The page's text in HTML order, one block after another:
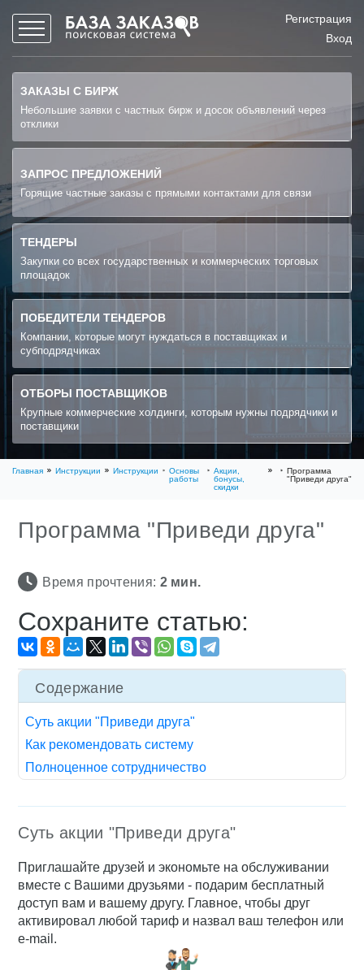
Регистрация
Вход
ЗАКАЗЫ С БИРЖ
Небольшие заявки с частных бирж и досок объявлений через
отклики
ЗАПРОС ПРЕДЛОЖЕНИЙ
Горящие частные заказы с прямыми контактами для связи
ТЕНДЕРЫ
Закупки со всех государственных и коммерческих торговых
площадок
ПОБЕДИТЕЛИ ТЕНДЕРОВ
Компании, которые могут нуждаться в поставщиках и
субподрядчиках
ОТБОРЫ ПОСТАВЩИКОВ
Крупные коммерческие холдинги, которым нужны подрядчики и
поставщики
Главная Инструкции Инструкции
Основы
работы
Акции,
бонусы,
скидки
Программа
"Приведи друга"
Программа "Приведи друга"
Время прочтения: 2мин.
Сохраните статью:
Содержание
Суть акции "Приведи друга"
Как рекомендовать систему
Полноценное сотрудничество
Суть акции "Приведи друга"
Приглашайте друзей и экономьте на обслуживании
вместе c Вашими друзьями - подарим бесплатный
доступ вам и вашему другу. Главное, чтобы друг
активировал любой тариф и назвал ваш телефон или
e-mail.